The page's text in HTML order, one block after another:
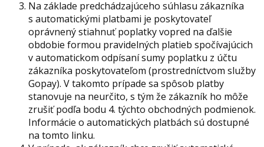
Na základe predchádzajúceho súhlasu zákazníka
s automatickými platbami je poskytovateľ
oprávnený stiahnuť poplatky vopred na ďalšie
obdobie formou pravidelných platieb spočívajúcich
v automatickom odpísaní sumy poplatku z účtu
zákazníka poskytovateľom (prostredníctvom služby
Gopay). V takomto prípade sa spôsob platby
stanovuje na neurčito, s tým že zákazník ho môže
zrušiť podľa bodu 4. týchto obchodných podmienok.
Informácie o automatických platbách sú dostupné
na tomto linku.